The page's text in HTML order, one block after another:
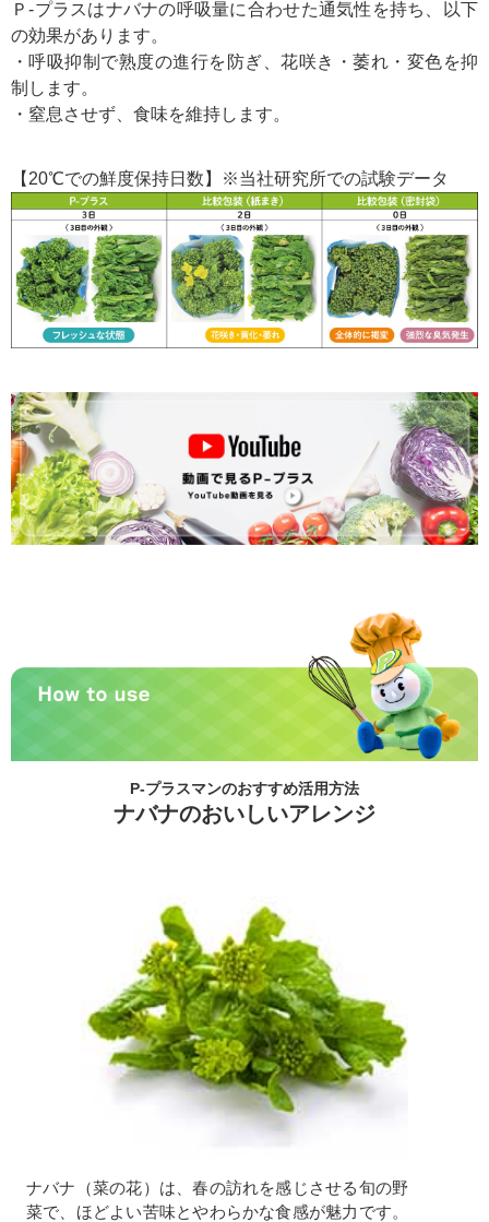
Ｐ-プラスはナバナの呼吸量に合わせた通気性を持ち、以下
の効果があります。
・呼吸抑制で熟度の進行を防ぎ、花咲き・萎れ・変色を抑
制します。
・窒息させず、食味を維持します。
【20℃での鮮度保持日数】※当社研究所での試験データ
P-プラスマンのおすすめ活用方法
ナバナのおいしいアレンジ
ナバナ（菜の花）は、春の訪れを感じさせる旬の野
菜で、ほどよい苦味とやわらかな食感が魅力です。